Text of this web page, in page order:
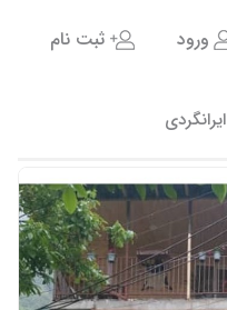
ایرانگردی
ورود ثبت نام